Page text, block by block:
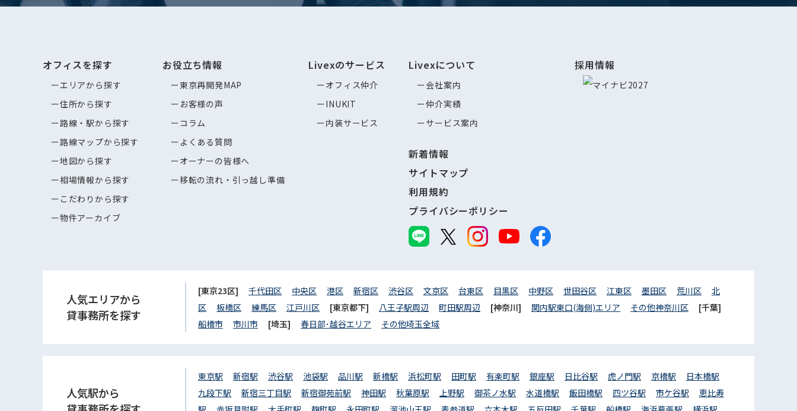
オフィスを探す
エリアから探す
住所から探す
路線・駅から探す
路線マップから探す
地図から探す
相場情報から探す
こだわりから探す
物件アーカイブ
お役立ち情報
東京再開発MAP
お客様の声
コラム
よくある質問
オーナーの皆様へ
移転の流れ・引っ越し準備
Livexのサービス
オフィス仲介
INUKIT
内装サービス
Livexについて
会社案内
仲介実績
サービス案内
新着情報
サイトマップ
利用規約
プライバシーポリシー
採用情報
人気エリアから
貸事務所を探す
[東京23区] 千代田区 中央区 港区 新宿区 渋谷区 文京区 台東区 目黒区 中野区 世田谷区 江東区 墨田区 荒川区
北
区
板橋区 練馬区 江戸川区 [東京都下] 八王子駅周辺 町田駅周辺 [神奈川] 関内駅東口(海側)エリア その他神奈川区
[千葉]
船橋市
市川市 [埼玉] 春日部･越谷エリア その他埼玉全域
人気駅から
東京駅 新宿駅 渋谷駅 池袋駅 品川駅 新橋駅 浜松町駅 田町駅 有楽町駅 銀座駅 日比谷駅 虎ノ門駅 京橋駅
日本橋駅
九段下駅
新宿三丁目駅 新宿御苑前駅 神田駅 秋葉原駅 上野駅 御茶ノ水駅 水道橋駅 飯田橋駅 四ツ谷駅 市ケ谷駅
恵比寿